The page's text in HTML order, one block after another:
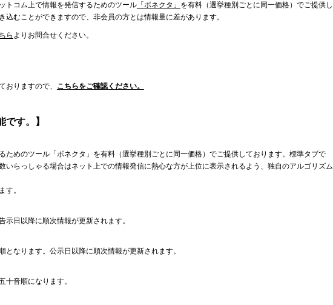
トコム上で情報を発信するためのツール「ボネクタ」 を有料（選挙種別ごとに同一価格）でご提供し
むことができますので、非会員の方とは情報量に差があります。
ら よりお問合せください。
りますので、 こちらをご確認ください。
です。】
ためのツール「ボネクタ」を有料（選挙種別ごとに同一価格）でご提供しております。標準タブで
いらっしゃる場合はネット上での情報発信に熱心な方が上位に表示されるよう、独自のアルゴリズム
す。
日以降に順次情報が更新されます。
なります。公示日以降に順次情報が更新されます。
十音順になります。